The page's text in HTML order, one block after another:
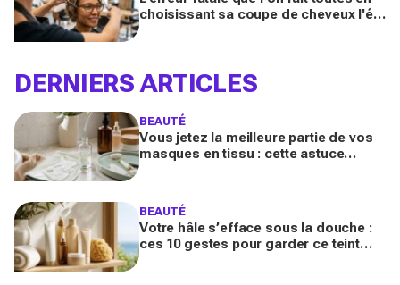
choisissant sa coupe de cheveux l'été
DERNIERS ARTICLES
BEAUTÉ
Vous jetez la meilleure partie de vos
masques en tissu : cette astuce
BEAUTÉ
Votre hâle s’efface sous la douche :
ces 10 gestes pour garder ce teint